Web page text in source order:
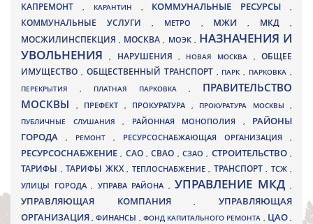
КАПРЕМОНТ , КАРАНТИН , КОММУНАЛЬНЫЕ РЕСУРСЫ,
КОММУНАЛЬНЫЕ УСЛУГИ , МЕТРО , МЖИ, МКД ,
МОСЖИЛИНСПЕКЦИЯ, МОСКВА , МОЭК , НАЗНАЧЕНИЯ И
УВОЛЬНЕНИЯ, НАРУШЕНИЯ , НОВАЯ МОСКВА ,ОБЩЕЕ
ИМУЩЕСТВО , ОБЩЕСТВЕННЫЙ ТРАНСПОРТ , ПАРК, ПАРКОВКА ,
ПЕРЕКРЫТИЯ , ПЛАТНАЯ ПАРКОВКА , ПРАВИТЕЛЬСТВО
МОСКВЫ
, ПРЕФЕКТ , ПРОКУРАТУРА , ПРОКУРАТУРА МОСКВЫ ,
ПУБЛИЧНЫЕ СЛУШАНИЯ , РАЙОННАЯ МОНОПОЛИЯ , РАЙОНЫ
ГОРОДА
, РЕМОНТ , РЕСУРСОСНАБЖАЮЩАЯ ОРГАНИЗАЦИЯ ,
РЕСУРСОСНАБЖЕНИЕ, САО,СВАО ,СЗАО, СТРОИТЕЛЬСТВО,
ТАРИФЫ , ТАРИФЫ ЖКХ , ТЕПЛОСНАБЖЕНИЕ , ТРАНСПОРТ , ТСЖ ,
УЛИЦЫ ГОРОДА , УПРАВА РАЙОНА , УПРАВЛЕНИЕ МКД ,
УПРАВЛЯЮЩАЯ КОМПАНИЯ,УПРАВЛЯЮЩАЯ
ОРГАНИЗАЦИЯ,ФИНАНСЫ , ФОНД КАПИТАЛЬНОГО РЕМОНТА , ЦАО,